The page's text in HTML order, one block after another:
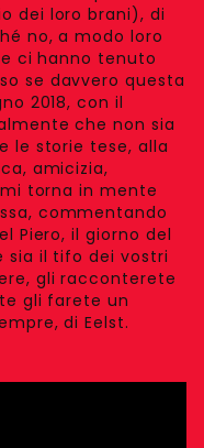
dei loro brani), di
no, a modo loro
ci hanno tenuto
se davvero questa
2018, con il
che non sia
le storie tese, alla
amicizia,
torna in mente
commentando
Piero, il giorno del
sia il tifo dei vostri
gli racconterete
gli farete un
di Eelst.